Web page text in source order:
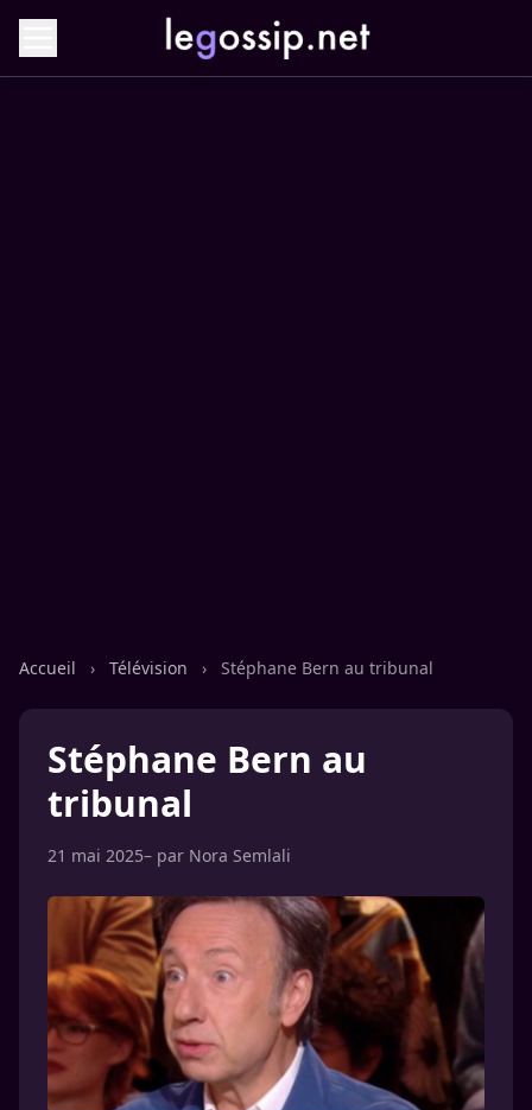
Accueil › Télévision › Stéphane Bern au tribunal
Stéphane Bern au
tribunal
21 mai 2025– par Nora Semlali